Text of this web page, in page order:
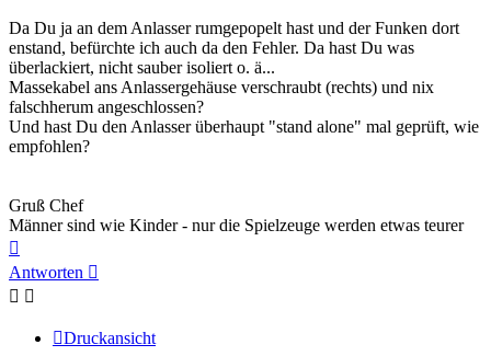
Da Du ja an dem Anlasser rumgepopelt hast und der Funken dort
enstand, befürchte ich auch da den Fehler. Da hast Du was
überlackiert, nicht sauber isoliert o. ä...
Massekabel ans Anlassergehäuse verschraubt (rechts) und nix
falschherum angeschlossen?
Und hast Du den Anlasser überhaupt "stand alone" mal geprüft, wie
empfohlen?
Gruß Chef
Männer sind wie Kinder - nur die Spielzeuge werden etwas teurer
oben
Antworten
Druckansicht